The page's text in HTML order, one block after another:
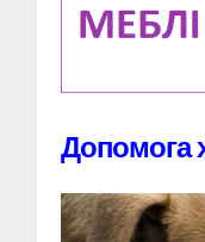
Допомога